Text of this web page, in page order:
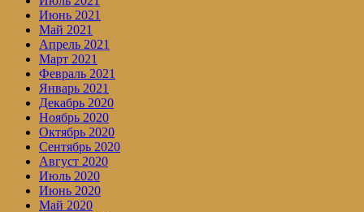
Июнь 2021
Май 2021
Апрель 2021
Март 2021
Февраль 2021
Январь 2021
Декабрь 2020
Ноябрь 2020
Октябрь 2020
Сентябрь 2020
Август 2020
Июль 2020
Июнь 2020
Май 2020